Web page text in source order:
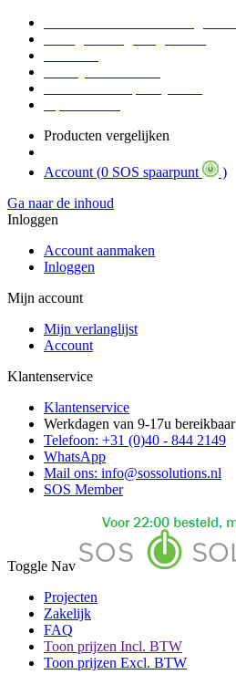
Producten vergelijken
Account (0 SOS spaarpunt
)
Ga naar de inhoud
Inloggen
Account aanmaken
Inloggen
Mijn account
Mijn verlanglijst
Account
Klantenservice
Klantenservice
Werkdagen van 9-17u bereikbaar
Telefoon: +31 (0)40 - 844 2149
WhatsApp
Mail ons: info@sossolutions.nl
SOS Member
Toggle Nav
Projecten
Zakelijk
FAQ
Toon prijzen Incl. BTW
Toon prijzen Excl. BTW